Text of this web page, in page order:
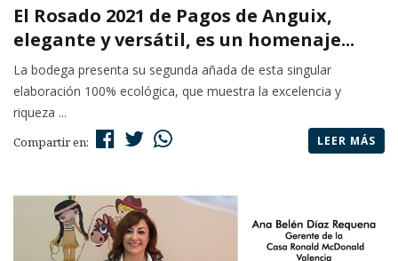
El Rosado 2021 de Pagos de Anguix,
elegante y versátil, es un homenaje...
La bodega presenta su segunda añada de esta singular
elaboración 100% ecológica, que muestra la excelencia y
riqueza ...
Compartir en: LEER MÁS